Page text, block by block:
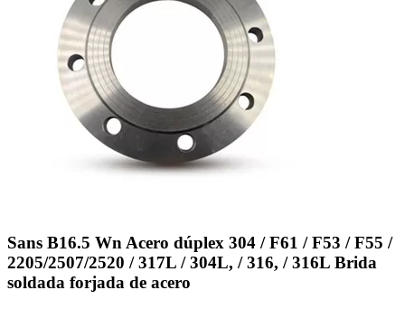
Sans B16.5 Wn Acero dúplex 304 / F61 / F53 / F55 /
2205/2507/2520 / 317L / 304L, / 316, / 316L Brida
soldada forjada de acero